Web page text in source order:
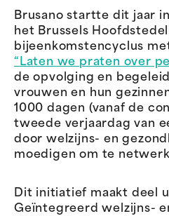
Brusano startte dit jaar
het Brussels
bijeenkomstencyclus
“Laten we praten over
de opvolging en
vrouwen en hun
1000 dagen (vanaf de
tweede verjaardag van
door welzijns- en
moedigen om te
Dit initiatief maakt deel
Geïntegreerd welzijns-